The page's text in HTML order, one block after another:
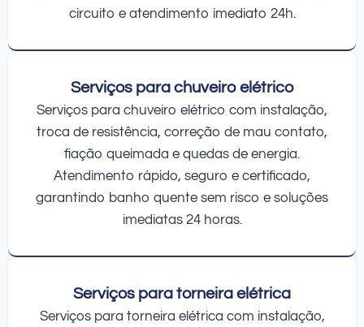
circuito e atendimento imediato 24h.
Serviços para chuveiro elétrico
Serviços para chuveiro elétrico com instalação,
troca de resistência, correção de mau contato,
fiação queimada e quedas de energia.
Atendimento rápido, seguro e certificado,
garantindo banho quente sem risco e soluções
imediatas 24 horas.
Serviços para torneira elétrica
Serviços para torneira elétrica com instalação,